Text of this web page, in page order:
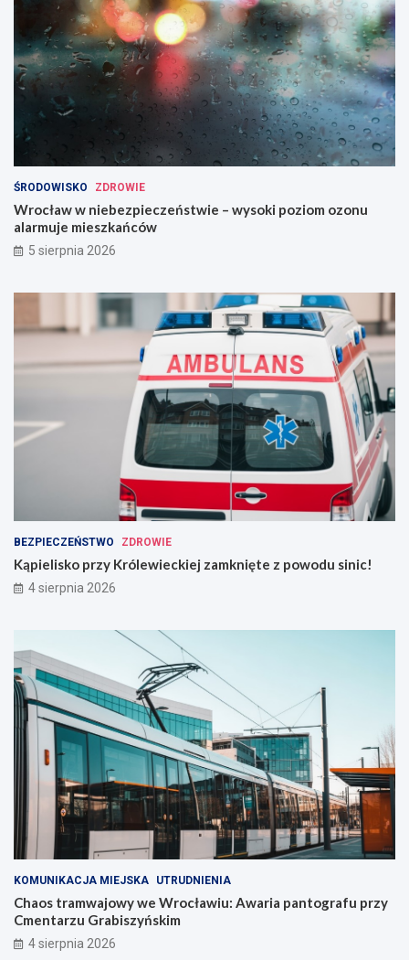
ŚRODOWISKO ZDROWIE
Wrocław w niebezpieczeństwie – wysoki poziom ozonu
alarmuje mieszkańców
5 sierpnia 2026
BEZPIECZEŃSTWO ZDROWIE
Kąpielisko przy Królewieckiej zamknięte z powodu sinic!
4 sierpnia 2026
KOMUNIKACJA MIEJSKA UTRUDNIENIA
Chaos tramwajowy we Wrocławiu: Awaria pantografu przy
Cmentarzu Grabiszyńskim
4 sierpnia 2026